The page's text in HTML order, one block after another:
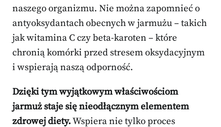
naszego organizmu. Nie można zapomnieć o
antyoksydantach obecnych w jarmużu – takich
jak witamina C czy beta-karoten – które
chronią komórki przed stresem oksydacyjnym
i wspierają naszą odporność.
Dzięki tym wyjątkowym właściwościom
jarmuż staje się nieodłącznym elementem
zdrowej diety.Wspiera nie tylko proces